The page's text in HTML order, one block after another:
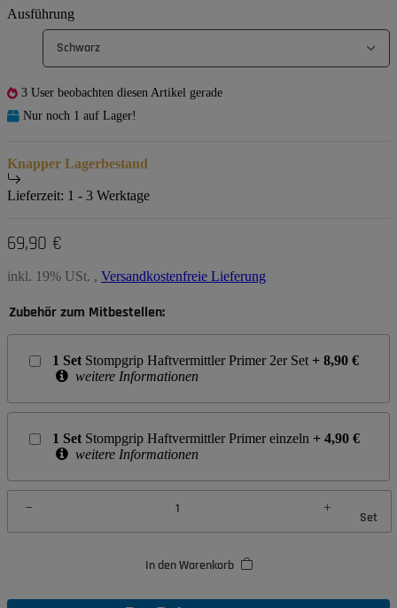
Ausführung
Schwarz
3 User beobachten diesen Artikel gerade
Nur noch 1 auf Lager!
Knapper Lagerbestand
Lieferzeit: 1 - 3 Werktage
69,90 €
inkl. 19% USt. , Versandkostenfreie Lieferung
Zubehör zum Mitbestellen:
1 Set Stompgrip Haftvermittler Primer 2er Set + 8,90 €
weitere Informationen
1 Set Stompgrip Haftvermittler Primer einzeln + 4,90 €
weitere Informationen
Set
In den Warenkorb